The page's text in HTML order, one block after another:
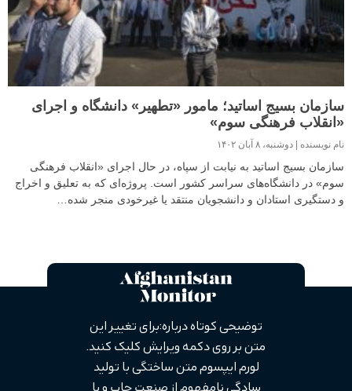
سازمان بسیج اساتید؛ مامور «تطهیر» دانشگاه و اجرای
«انقلاب فرهنگی سوم»
نام نویسنده دوشنبه، ۸ آبان ۱۴۰۲
سازمان بسیج اساتید به نیابت از سپاه، در حال اجرای «انقلاب فرهنگی
سوم» در دانشگاه‌های سراسر کشور است. پروژه‌ای که به تعلیق و اخراج
و دستگیری استادان و دانشجویان منتقد یا غیرخودی منجر شده…
توضیحی کوتاه درباره: برای تغییر این
متن بر روی دکمه ویرایش کلیک کنید.
لورم ایپسوم متن ساختگی با تولید